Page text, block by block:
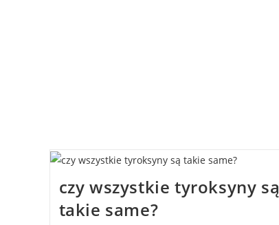
czy wszystkie tyroksyny są
takie same?